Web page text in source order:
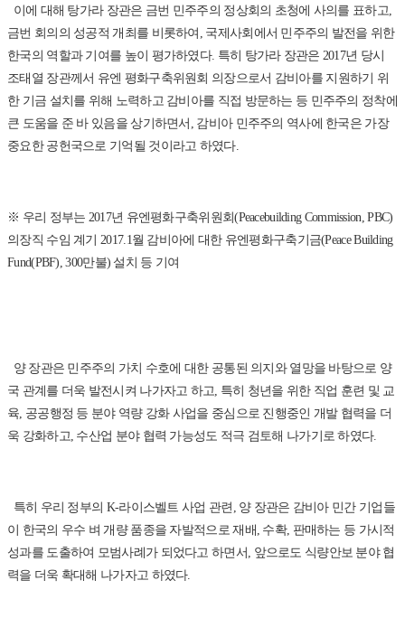
이에 대해 탕가라 장관은 금번 민주주의 정상회의 초청에 사의를 표하고,
금번 회의의 성공적 개최를 비롯하여, 국제사회에서 민주주의 발전을 위한
한국의 역할과 기여를 높이 평가하였다. 특히 탕가라 장관은 2017년 당시
조태열 장관께서 유엔 평화구축위원회 의장으로서 감비아를 지원하기 위
한 기금 설치를 위해 노력하고 감비아를 직접 방문하는 등 민주주의 정착에
큰 도움을 준 바 있음을 상기하면서, 감비아 민주주의 역사에 한국은 가장
중요한 공헌국으로 기억될 것이라고 하였다.
※ 우리 정부는 2017년 유엔평화구축위원회(Peacebuilding Commission, PBC)
의장직 수임 계기 2017.1월 감비아에 대한 유엔평화구축기금(Peace Building
Fund(PBF), 300만불) 설치 등 기여
양 장관은 민주주의 가치 수호에 대한 공통된 의지와 열망을 바탕으로 양
국 관계를 더욱 발전시켜 나가자고 하고, 특히 청년을 위한 직업 훈련 및 교
육, 공공행정 등 분야 역량 강화 사업을 중심으로 진행중인 개발 협력을 더
욱 강화하고, 수산업 분야 협력 가능성도 적극 검토해 나가기로 하였다.
특히 우리 정부의 K-라이스벨트 사업 관련, 양 장관은 감비아 민간 기업들
이 한국의 우수 벼 개량 품종을 자발적으로 재배, 수확, 판매하는 등 가시적
성과를 도출하여 모범사례가 되었다고 하면서, 앞으로도 식량안보 분야 협
력을 더욱 확대해 나가자고 하였다.